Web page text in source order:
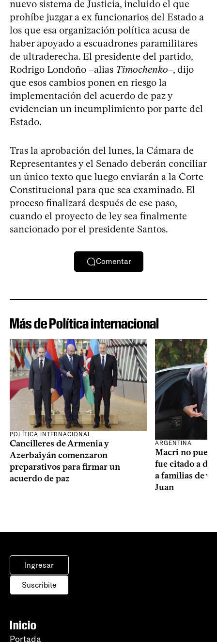
nuevo sistema de Justicia, incluido el que
prohíbe juzgar a ex funcionarios del Estado a
los que esa organización política acusa de
haber apoyado a escuadrones paramilitares
de ultraderecha. El presidente del partido,
Rodrigo Londoño –alias Timochenko–, dijo
que esos cambios ponen en riesgo la
implementación del acuerdo de paz y
evidencian un incumplimiento por parte del
Estado.
Tras la aprobación del lunes, la Cámara de
Representantes y el Senado deberán conciliar
un único texto que luego enviarán a la Corte
Constitucional para que sea examinado. El
proceso finalizará después de ese paso,
cuando el proyecto de ley sea finalmente
sancionado por el presidente Santos.
Comentar
Más de Política internacional
POLÍTICA INTERNACIONAL
Cancilleres de Armenia y
Azerbaiyán comenzaron
preparativos para firmar un
acuerdo de paz
ARGENTINA
Macri no
fue citado a
a familias de
Juan
Ingresar
Suscribite
Inicio
Portada